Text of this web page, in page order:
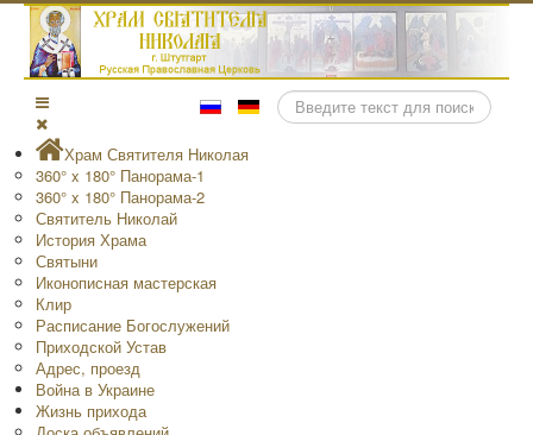
Поиск
Храм Святителя Николая
360° x 180° Панорама-1
360° x 180° Панорама-2
Святитель Николай
История Храма
Святыни
Иконописная мастерская
Клир
Расписание Богослужений
Приходской Устав
Адрес, проезд
Война в Украине
Жизнь прихода